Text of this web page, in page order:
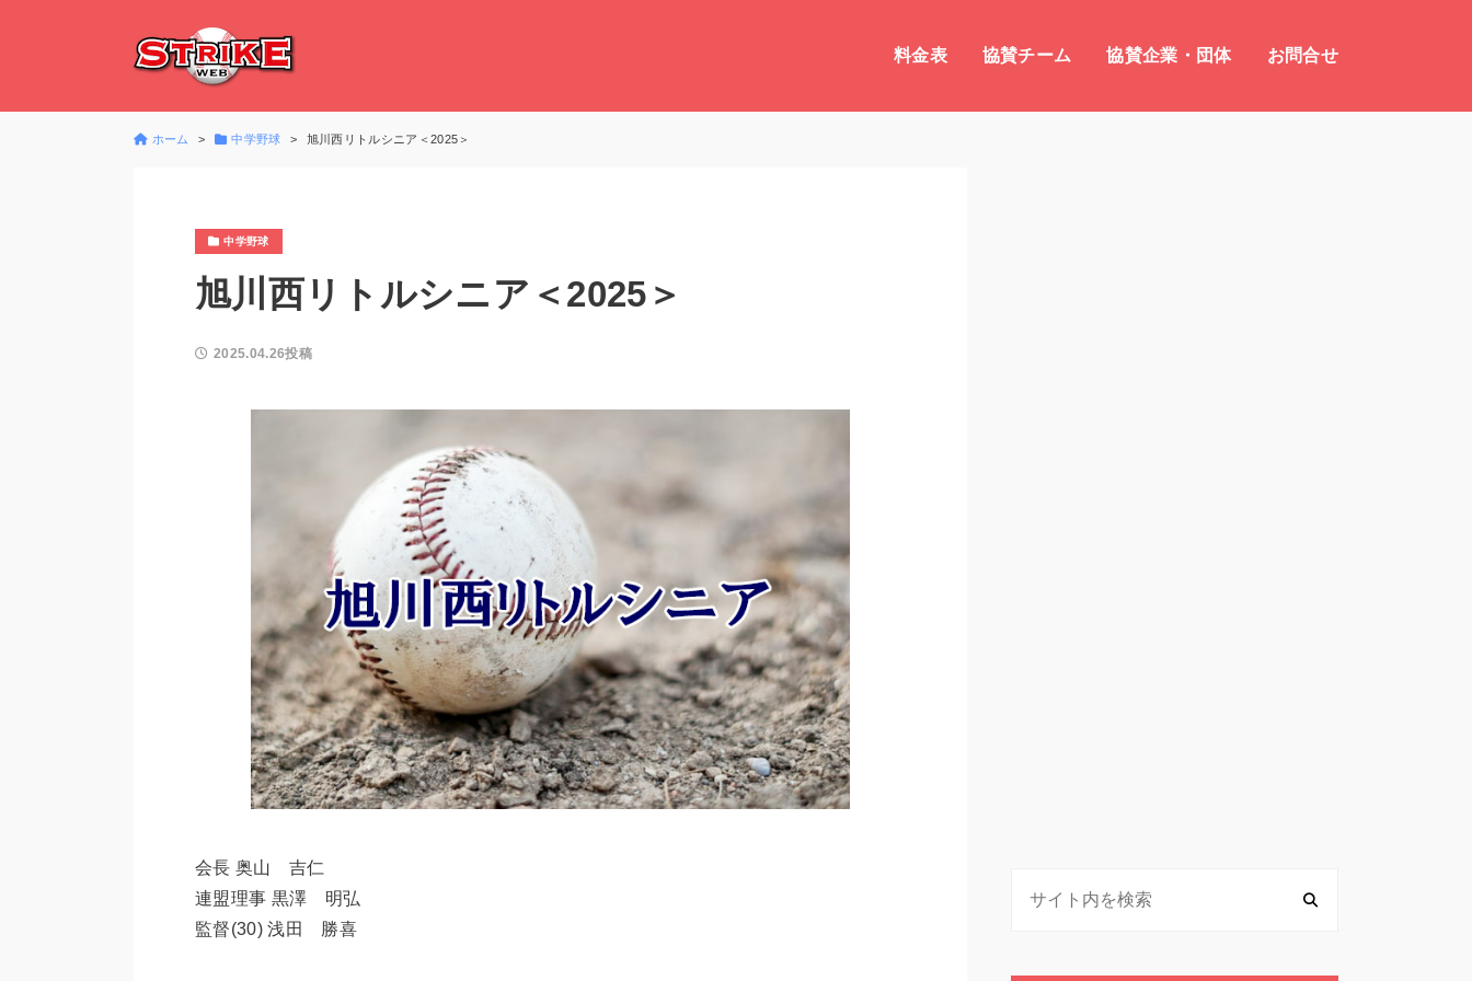
料金表 協賛チーム 協賛企業・団体 お問合せ
ホーム 中学野球 旭川西リトルシニア＜2025＞
中学野球
旭川西リトルシニア＜2025＞
2025.04.26投稿
会長 奥山 吉仁
連盟理事 黒澤 明弘
監督(30) 浅田 勝喜